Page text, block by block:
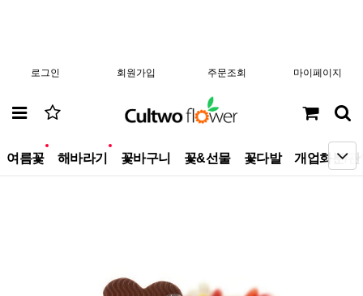
로그인 회원가입 주문조회 마이페이지
여름꽃 해바라기 꽃바구니 꽃&선물 꽃다발 개업화분/